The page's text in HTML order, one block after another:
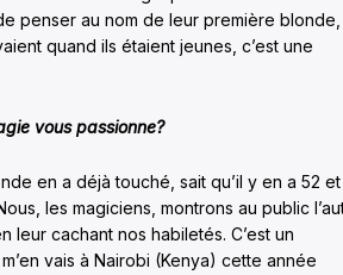
penser au nom de leur première
quand ils étaient jeunes, c’est une
vous passionne?
en a déjà touché, sait qu’il y en a 52 et
les magiciens, montrons au public
leur cachant nos habiletés. C’est un
vais à Nairobi (Kenya) cette année